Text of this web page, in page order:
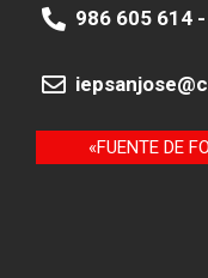
986 605 614
«FUENTE DE